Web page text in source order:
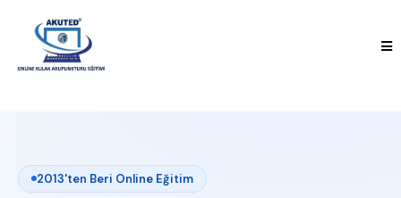
2013'ten Beri Online Eğitim